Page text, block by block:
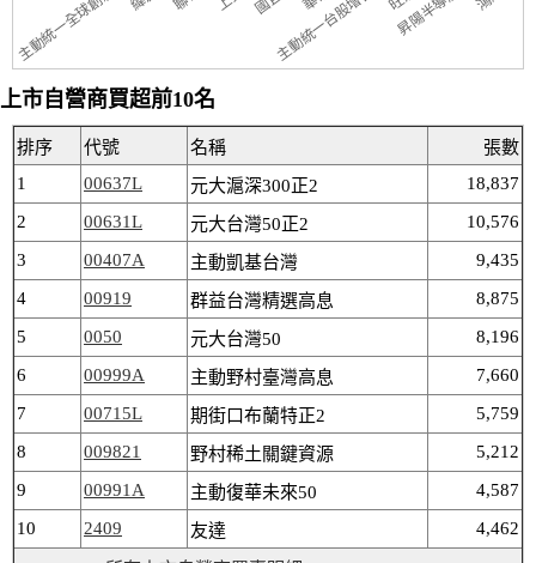
上市自營商買超前10名
排序 代號 名稱
張數
1
00637L 元大滬深300正2
18,837
2
00631L 元大台灣50正2
10,576
3
00407A 主動凱基台灣
9,435
4
00919 群益台灣精選高息
8,875
5
0050 元大台灣50
8,196
6
00999A 主動野村臺灣高息
7,660
7
00715L 期街口布蘭特正2
5,759
8
009821 野村稀土關鍵資源
5,212
9
00991A 主動復華未來50
4,587
10
2409 友達 4,462